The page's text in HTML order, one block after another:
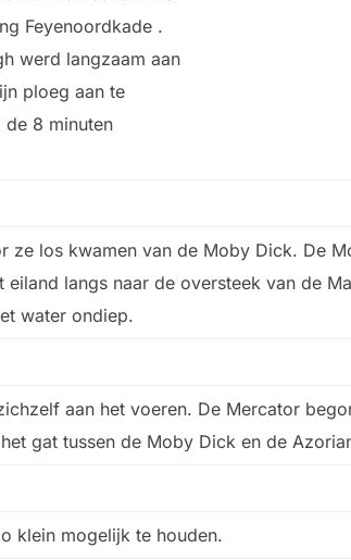
Feyenoordkade .
werd langzaam aan
ploeg aan te
8 minuten
ze los kwamen van de Moby Dick. De
langs naar de oversteek van de
water ondiep.
aan het voeren. De Mercator
gat tussen de Moby Dick en de
klein mogelijk te houden.